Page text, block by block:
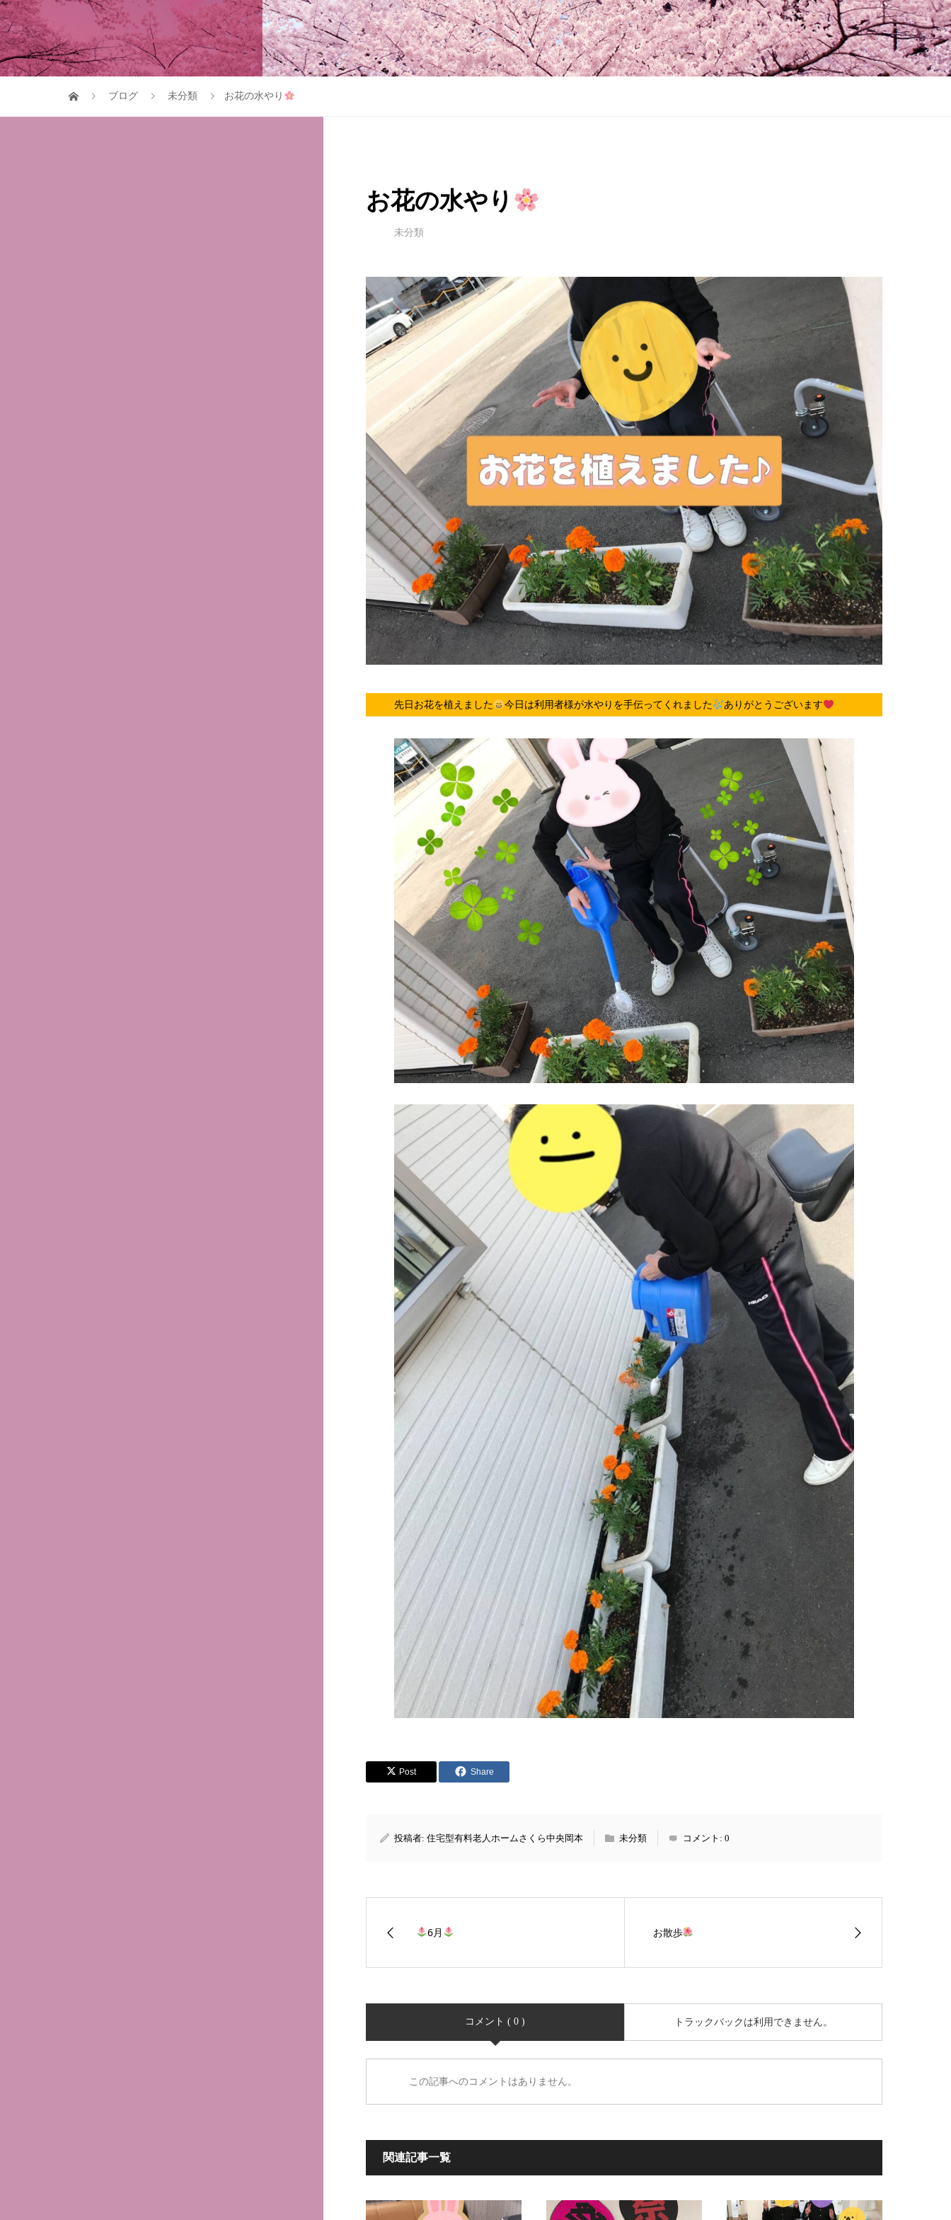
ブログ 未分類 お花の水やり
お花の水やり
未分類
先日お花を植えました 今日は利用者様が水やりを手伝ってくれました ありがとうございます
Post Share
投稿者: 住宅型有料老人ホームさくら中央岡本 未分類 コメント: 0
6月 お散歩
コメント ( 0 ) トラックバックは利用できません。
この記事へのコメントはありません。
関連記事一覧